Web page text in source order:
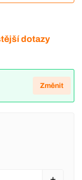
dotazy
Změnit